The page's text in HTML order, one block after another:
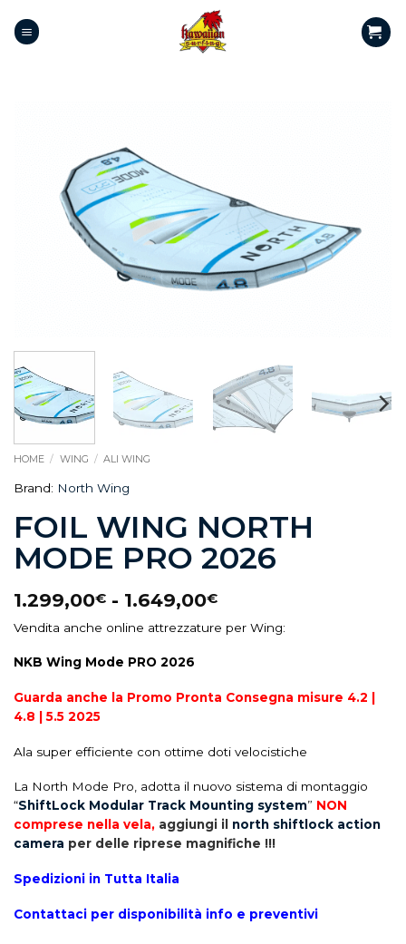
HOME / WING / ALI WING
Brand: North Wing
FOIL WING NORTH
MODE PRO 2026
1.299,00€ - 1.649,00€
Vendita anche online attrezzature per Wing:
NKB Wing Mode PRO 2026
Guarda anche la Promo Pronta Consegna misure 4.2 |
4.8 | 5.5 2025
Ala super efficiente con ottime doti velocistiche
La North Mode Pro, adotta il nuovo sistema di montaggio
“ShiftLock Modular Track Mounting system” NON
comprese nella vela, aggiungi il north shiftlock action
camera per delle riprese magnifiche !!!
Spedizioni in Tutta Italia
Contattaci per disponibilità info e preventivi